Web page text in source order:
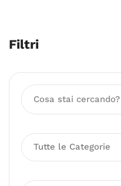
Filtri
Tutte le Categorie